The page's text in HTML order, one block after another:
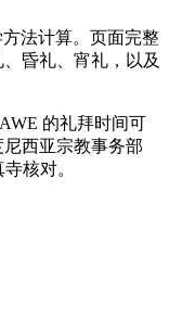
法计算。页面完整
昏礼、宵礼，以及
的礼拜时间可
西亚宗教事务部
核对。